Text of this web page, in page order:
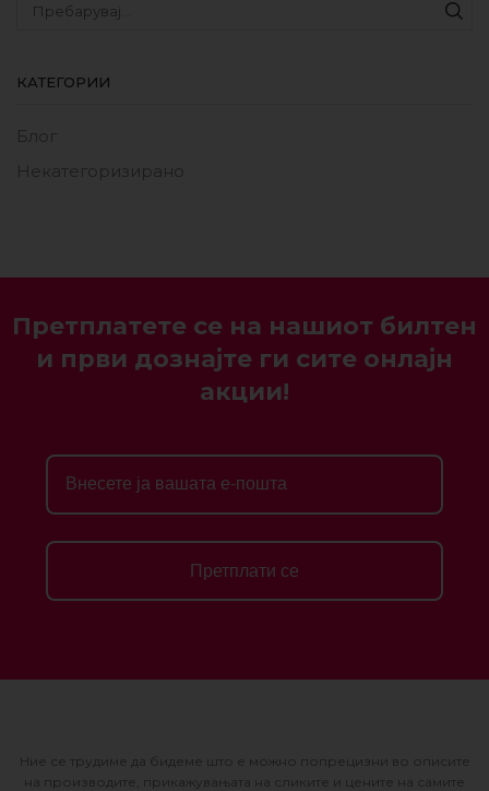
КАТЕГОРИИ
Блог
Некатегоризирано
Претплатете се на нашиот билтен
и први дознајте ги сите онлајн
акции!
Претплати се
Ние се трудиме да бидеме што е можно попрецизни во описите
на производите, прикажувањата на сликите и цените на самите